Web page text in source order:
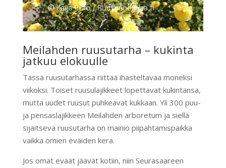
Meilahden ruusutarha – kukinta
jatkuu elokuulle
Tässä ruusutarhassa riittää ihasteltavaa moneksi
viikoksi. Toiset ruusulajikkeet lopettavat kukintansa,
mutta uudet ruusut puhkeavat kukkaan. Yli 300 puu-
ja pensaslajikkeen Meilahden arboretum ja siellä
sijaitseva ruusutarha on mainio piipahtamispaikka
vaikka omien eväiden kera.
Jos omat eväät jäävät kotiin, niin Seurasaareen